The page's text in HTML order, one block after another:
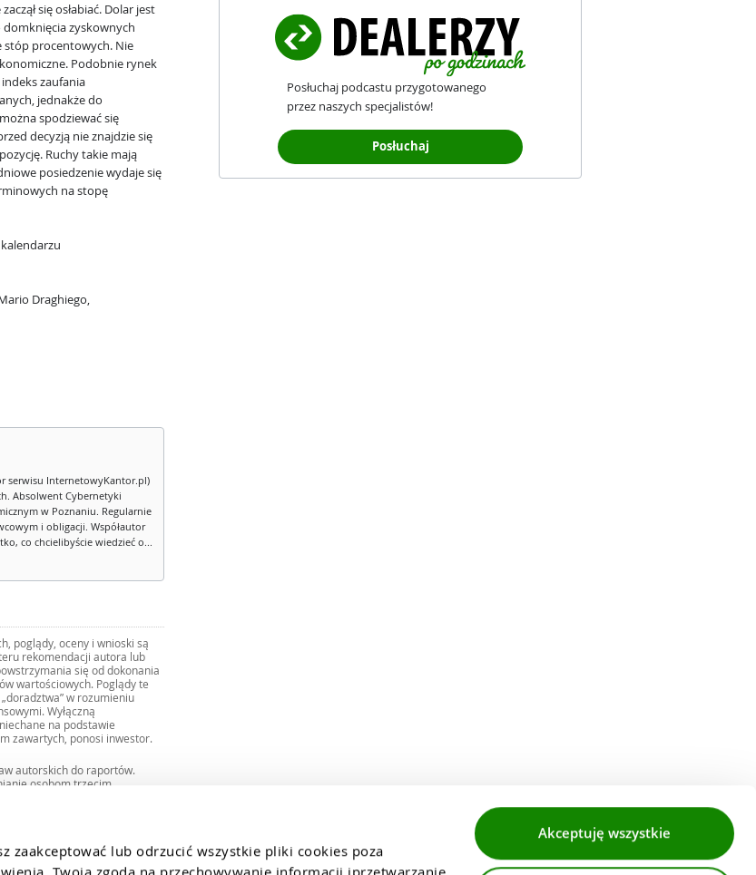
lub odrzucić wszystkie pliki cookies poza
Akceptuję wszystkie
się osłabiać. Dolar jest
zyskownych
stóp procentowych. Nie
Podobnie rynek
indeks zaufania
jednakże do
spodziewać się
decyzją nie znajdzie się
Ruchy takie mają
posiedzenie wydaje się
na stopę
Draghiego,
serwisu InternetowyKantor.pl)
Absolwent Cybernetyki
w Poznaniu. Regularnie
i obligacji. Współautor
co chcielibyście wiedzieć o...
poglądy, oceny i wnioski są
rekomendacji autora lub
się od dokonania
wartościowych. Poglądy te
w rozumieniu
Wyłączną
na podstawie
zawartych, ponosi inwestor.
autorskich do raportów.
osobom trzecim
Posłuchaj podcastu przygotowanego
przez naszych specjalistów!
Posłuchaj